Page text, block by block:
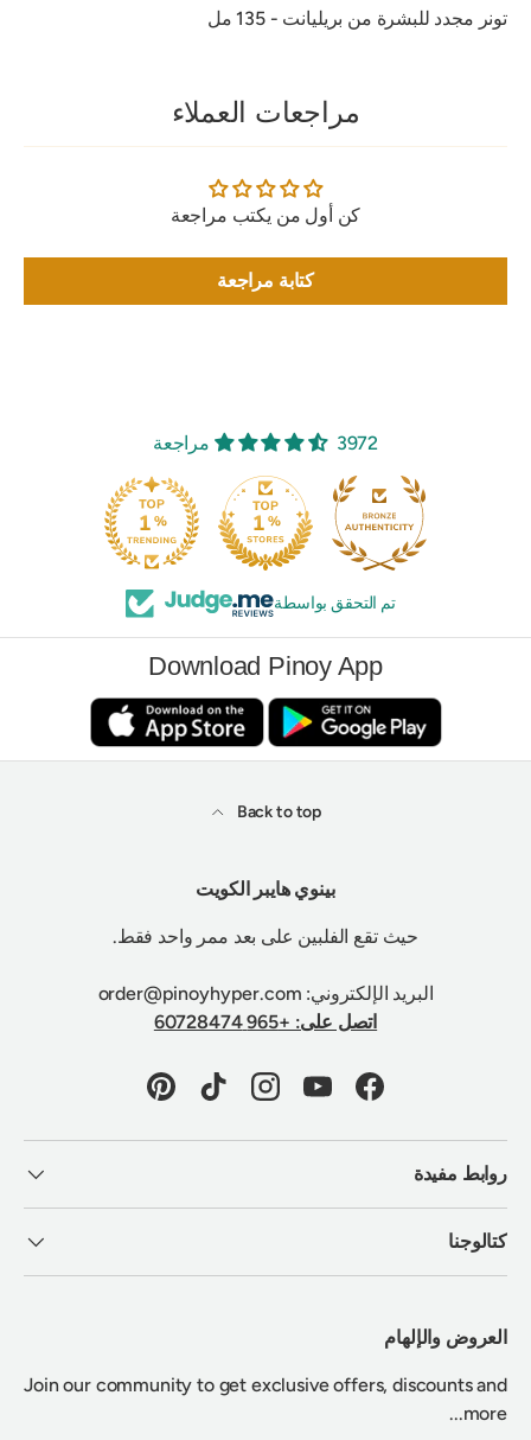
تونر مجدد للبشرة من بريليانت - 135 مل
مراجعات العملاء
كن أول من يكتب مراجعة
كتابة مراجعة
3972 مراجعة
تم التحقق بواسطة
Download Pinoy App
Back to top
بينوي هايبر الكويت
حيث تقع الفلبين على بعد ممر واحد فقط.
البريد الإلكتروني: order@pinoyhyper.com
اتصل على: +965 60728474
Facebook
YouTube
Instagram
TikTok
Pinterest
روابط مفيدة
كتالوجنا
العروض والإلهام
Join our community to get exclusive offers, discounts and
more...